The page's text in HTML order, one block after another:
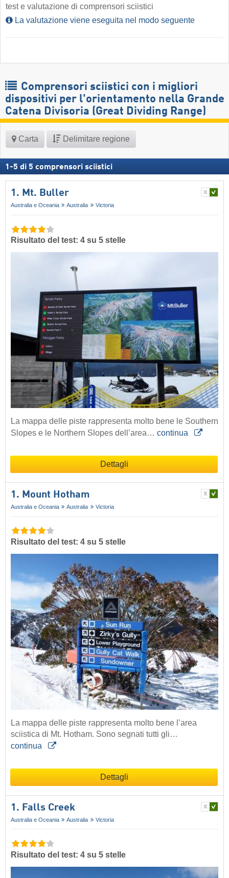
test e valutazione di comprensori sciistici
La valutazione viene eseguita nel modo seguente
Comprensori sciistici con i migliori
dispositivi per l'orientamento nella Grande
Catena Divisoria (Great Dividing Range)
Carta Delimitare regione
1 -5 di 5 comprensori sciistici
1. Mt. Buller
Australia e Oceania Australia Victoria
Risultato del test: 4 su 5 stelle
La mappa delle piste rappresenta molto bene le Southern
Slopes e le Northern Slopes dell’area… continua
Dettagli
1. Mount Hotham
Australia e Oceania Australia Victoria
Risultato del test: 4 su 5 stelle
La mappa delle piste rappresenta molto bene l’area
sciistica di Mt. Hotham. Sono segnati tutti gli…
continua
Dettagli
1. Falls Creek
Australia e Oceania Australia Victoria
Risultato del test: 4 su 5 stelle